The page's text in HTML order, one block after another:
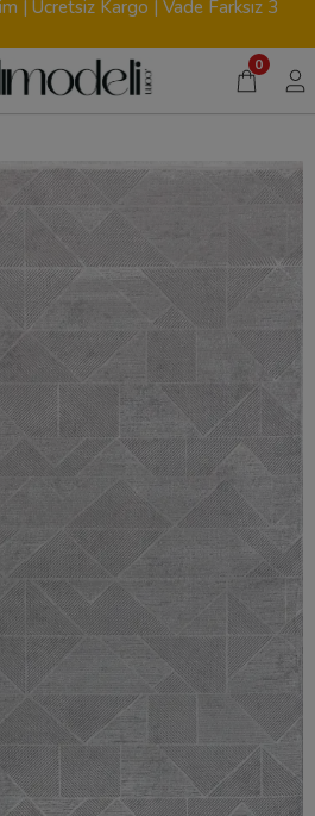
| Ücretsiz Kargo | Vade Farksız 3
0